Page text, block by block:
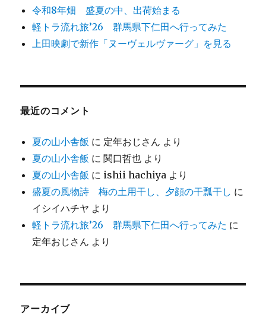
令和8年畑 盛夏の中、出荷始まる
軽トラ流れ旅’26 群馬県下仁田へ行ってみた
上田映劇で新作「ヌーヴェルヴァーグ」を見る
最近のコメント
夏の山小舎飯 に 定年おじさん より
夏の山小舎飯 に関口哲也 より
夏の山小舎飯 に ishii hachiya より
盛夏の風物詩 梅の土用干し、夕顔の干瓢干し に
イシイハチヤ より
軽トラ流れ旅’26 群馬県下仁田へ行ってみた に
定年おじさん より
アーカイブ